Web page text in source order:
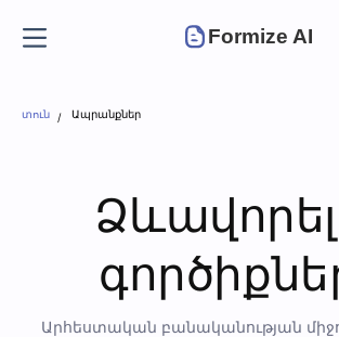
Formize AI
տուն Ապրանքներ
Ձևավորել
Արհեստական բանականության